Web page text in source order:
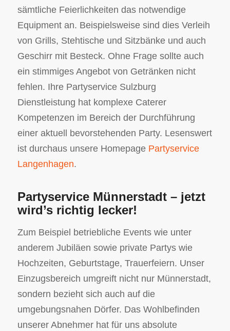
sämtliche Feierlichkeiten das notwendige
Equipment an. Beispielsweise sind dies Verleih
von Grills, Stehtische und Sitzbänke und auch
Geschirr mit Besteck. Ohne Frage sollte auch
ein stimmiges Angebot von Getränken nicht
fehlen. Ihre Partyservice Sulzburg
Dienstleistung hat komplexe Caterer
Kompetenzen im Bereich der Durchführung
einer aktuell bevorstehenden Party. Lesenswert
ist durchaus unsere Homepage Partyservice
Langenhagen.
Partyservice Münnerstadt – jetzt
wird’s richtig lecker!
Zum Beispiel betriebliche Events wie unter
anderem Jubiläen sowie private Partys wie
Hochzeiten, Geburtstage, Trauerfeiern. Unser
Einzugsbereich umgreift nicht nur Münnerstadt,
sondern bezieht sich auch auf die
umgebungsnahen Dörfer. Das Wohlbefinden
unserer Abnehmer hat für uns absolute